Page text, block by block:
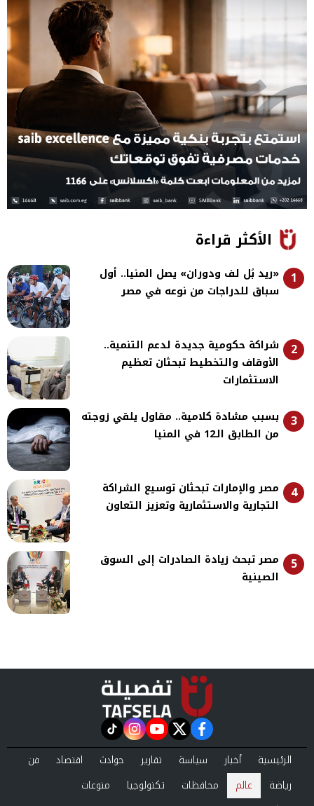
الأكثر قراءة
1
«ريد بُل لف ودوران» يصل المنيا.. أول
سباق للدراجات من نوعه في مصر
2
شراكة حكومية جديدة لدعم التنمية..
الأوقاف والتخطيط تبحثان تعظيم
الاستثمارات
3
بسبب مشادة كلامية.. مقاول يلقي زوجته
من الطابق الـ12 في المنيا
4
مصر والإمارات تبحثان توسيع الشراكة
التجارية والاستثمارية وتعزيز التعاون
5
مصر تبحث زيادة الصادرات إلى السوق
الصينية
facebook
twitter
youtube
instagram
tiktok
الرئيسية أخبار سياسة تقارير حوادث اقتصاد
فن
رياضة
عالم محافظات تكنولوجيا
منوعات